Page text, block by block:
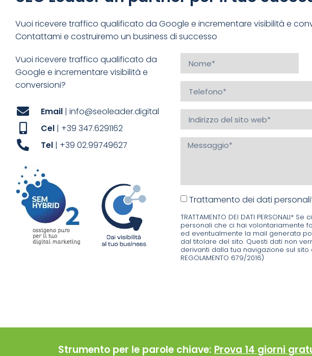
Vuoi ricevere traffico qualificato da Google e incrementare visibilità e
Contattami e costruiremo un business di successo
Vuoi ricevere traffico qualificato da
Google e incrementare visibilità e
conversioni?
Email | info@seoleader.digital
Cel | +39 347.6291162
Tel | +39 02.99749627
Trattamento dei dati
TRATTAMENTO DEI DATI
personali che ci hai volontariamente
ed eventualmente la mail generata
dal titolare del sito. Questi dati non
derivanti dalla tua navigazione sul sito
REGOLAMENTO 679/2016)
Strumento per le parole chiave: Prova 14 giorni